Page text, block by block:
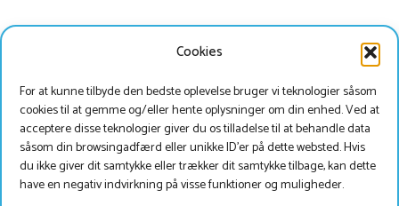
Cookies
For at kunne tilbyde den bedste oplevelse bruger vi teknologier såsom
cookies til at gemme og/eller hente oplysninger om din enhed. Ved at
acceptere disse teknologier giver du os tilladelse til at behandle data
såsom din browsingadfærd eller unikke ID'er på dette websted. Hvis
du ikke giver dit samtykke eller trækker dit samtykke tilbage, kan dette
have en negativ indvirkning på visse funktioner og muligheder.
Beste bezoeker